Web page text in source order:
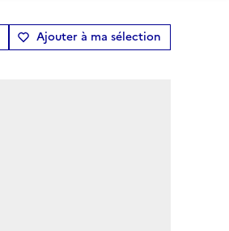
Ajouter à ma sélection